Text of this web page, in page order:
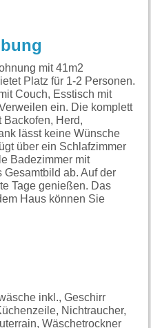
mit 41m2
Platz für 1-2 Personen.
Couch, Esstisch mit
ein. Die komplett
Backofen, Herd,
lässt keine Wünsche
über ein Schlafzimmer
Badezimmer mit
ab. Auf der
Tage genießen. Das
Haus können Sie
inkl., Geschirr
Nichtraucher,
Wäschetrockner